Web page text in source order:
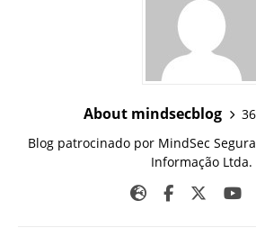
About mindsecblog
Blog patrocinado por MindSec
Informação Ltda.